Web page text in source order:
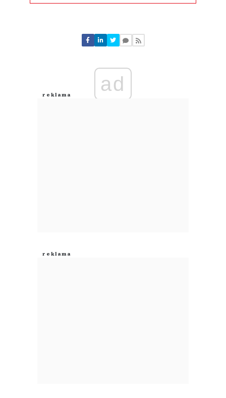
Nie znaleziono komentarzy
Zostaw swoje komentarze
Anuluj
ad